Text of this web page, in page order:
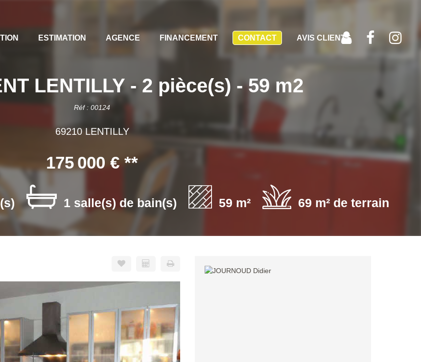
ESTIMATION AGENCE FINANCEMENT CONTACT AVIS CLIENTS
LENTILLY - 2 pièce(s) - 59 m2
Réf : 00124
69210 LENTILLY
175 000 €**
1 salle(s) de bain(s) 59 m² 69 m² de terrain